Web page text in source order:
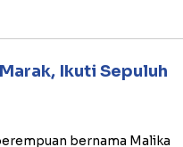
Ikuti Sepuluh
bernama Malika